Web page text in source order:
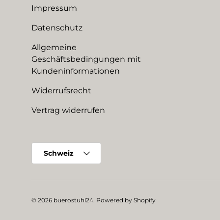
Impressum
Datenschutz
Allgemeine
Geschäftsbedingungen mit
Kundeninformationen
Widerrufsrecht
Vertrag widerrufen
Schweiz
© 2026 buerostuhl24. Powered by Shopify